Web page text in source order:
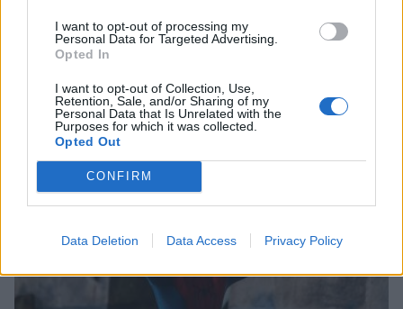
I want to opt-out of processing my
Personal Data for Targeted Advertising.
Opted In
I want to opt-out of Collection, Use,
Retention, Sale, and/or Sharing of my
Personal Data that Is Unrelated with the
Purposes for which it was collected.
Opted Out
CONFIRM
Data Deletion Data Access Privacy Policy
Σχετικά Άρθρα